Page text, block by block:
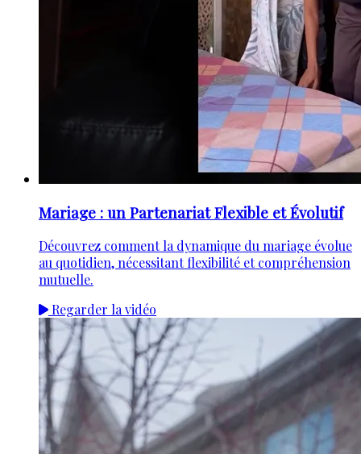
Mariage : un Partenariat Flexible et Évolutif
Découvrez comment la dynamique du mariage évolue
au quotidien, nécessitant flexibilité et compréhension
mutuelle.
Regarder la vidéo